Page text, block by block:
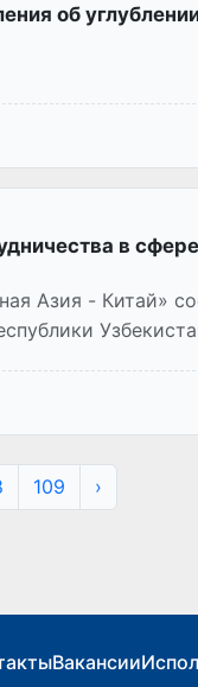
об
в
Азия - Китай»
109 ›
Вакансии